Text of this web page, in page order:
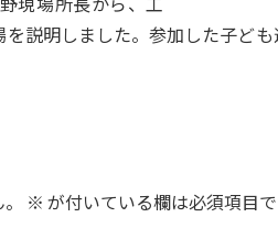
説明しました。参加した子ど
※ が付いている欄は必須項目